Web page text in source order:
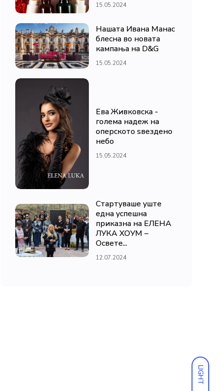
LIGHT
15.05.2024
Нашата Ивана Манас
блесна во новата
кампања на D&G
15.05.2024
Ева Живковска -
голема надеж на
оперското ѕвездено
небо
15.05.2024
Стартуваше уште
една успешна
приказна на ЕЛЕНА
ЛУКА ХОУМ –
Освете...
12.07.2024